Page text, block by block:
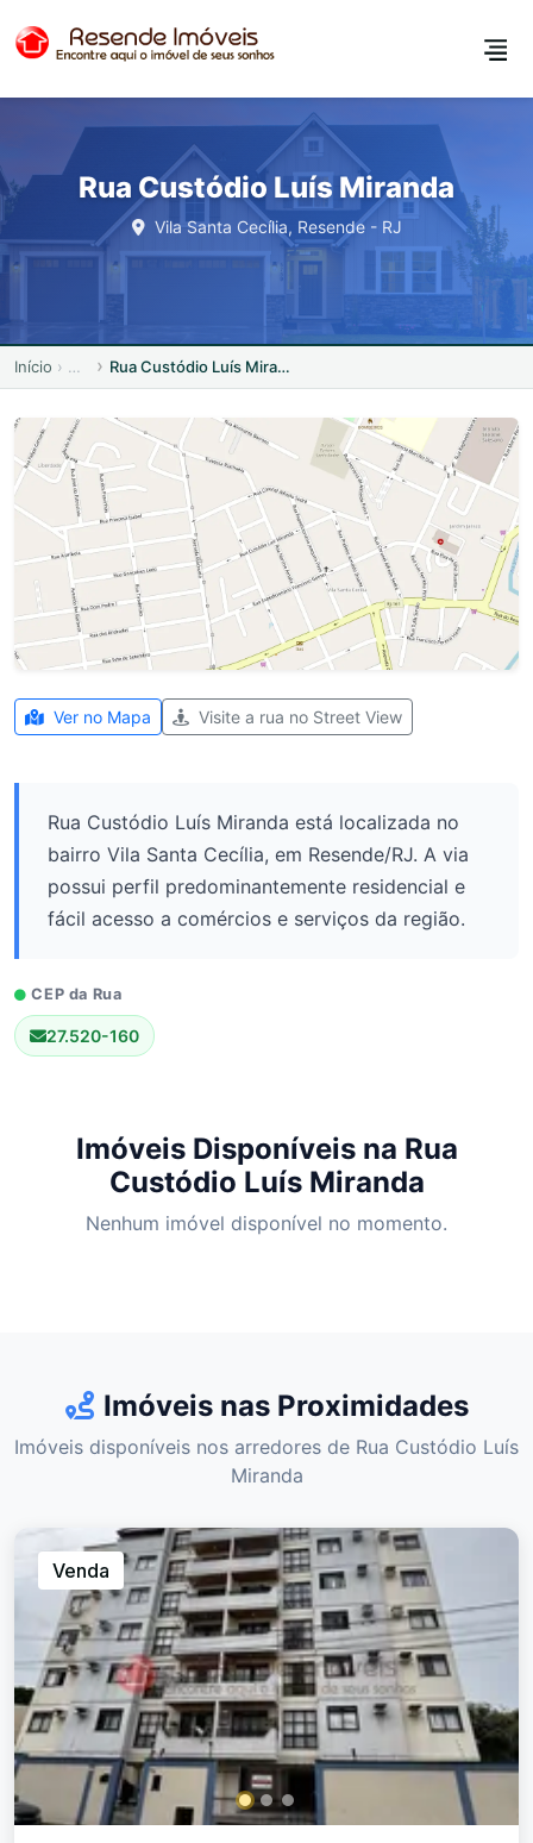
Rua Custódio Luís Miranda
Vila Santa Cecília, Resende - RJ
Início Rua Custódio Luís Miranda
Ver no Mapa Visite a rua no Street View
Rua Custódio Luís Miranda está localizada no
bairro Vila Santa Cecília, em Resende/RJ. A via
possui perfil predominantemente residencial e
fácil acesso a comércios e serviços da região.
CEP da Rua
27.520-160
Imóveis Disponíveis na Rua
Custódio Luís Miranda
Nenhum imóvel disponível no momento.
Imóveis nas Proximidades
Imóveis disponíveis nos arredores de Rua Custódio Luís
Miranda
Venda